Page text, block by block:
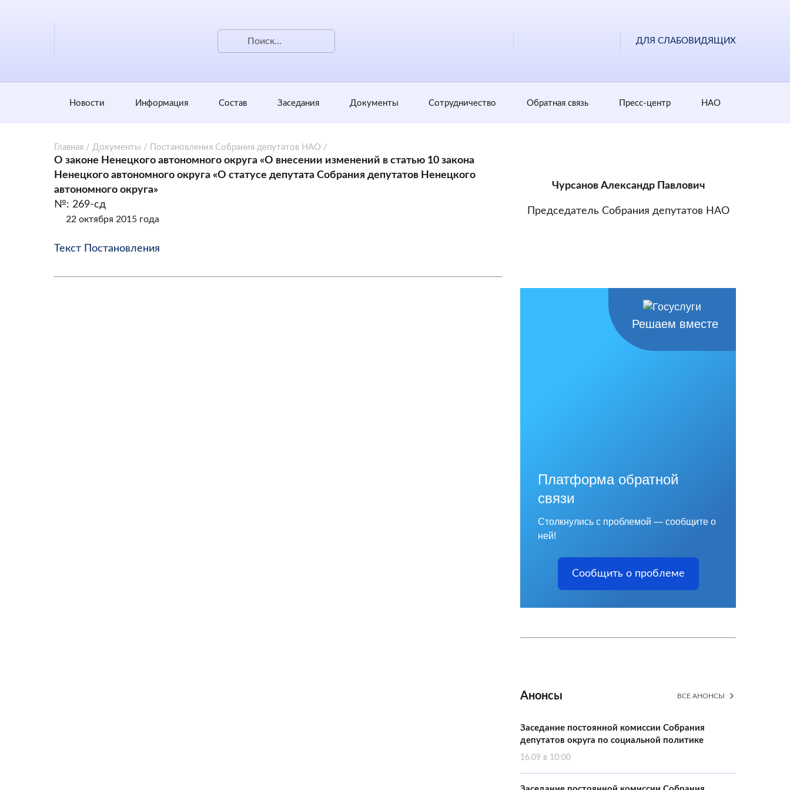
ДЛЯ СЛАБОВИДЯЩИХ
Новости Информация Состав Заседания Документы Сотрудничество Обратная cвязь Пресс-центр НАО
Главная / Документы / Постановления Собрания депутатов НАО /
О законе Ненецкого автономного округа «О внесении изменений в статью 10 закона
Ненецкого автономного округа «О статусе депутата Собрания депутатов Ненецкого
автономного округа»
№: 269-сд
22 октября 2015 года
Текст Постановления
Чурсанов Александр Павлович
Председатель Собрания депутатов НАО
Решаем вместе
Платформа обратной
связи
Столкнулись с проблемой — сообщите о
ней!
Сообщить о проблеме
Анонсы ВСЕ АНОНСЫ
Заседание постоянной комиссии Собрания
депутатов округа по социальной политике
16.09 в 10:00